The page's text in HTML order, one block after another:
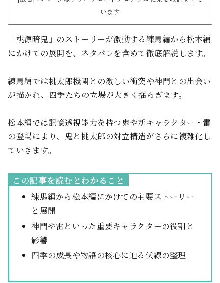
います
「桃源暗鬼」のストーリーが激動する練馬編から松本編
にかけての展開を、ネタバレを含めて徹底解説します。
練馬編では桃太郎機関との激しい衝突や神門との出会い
が描かれ、四季たちの立場が大きく揺らぎます。
松本編では記憶透視能力を持つ鬼や新キャラクター・雷
の登場により、鬼と桃太郎の対立構造がさらに複雑化し
ていきます。
この記事を読むとわかること
練馬編から松本編にかけての主要ストーリー
と展開
神門や雷といった重要キャラクターの役割と
影響
四季の成長や物語の核心に迫る伏線の整理